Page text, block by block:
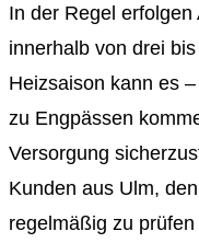
In der Regel
innerhalb von drei
Heizsaison kann es
zu Engpässen
Versorgung
Kunden aus Ulm,
regelmäßig zu